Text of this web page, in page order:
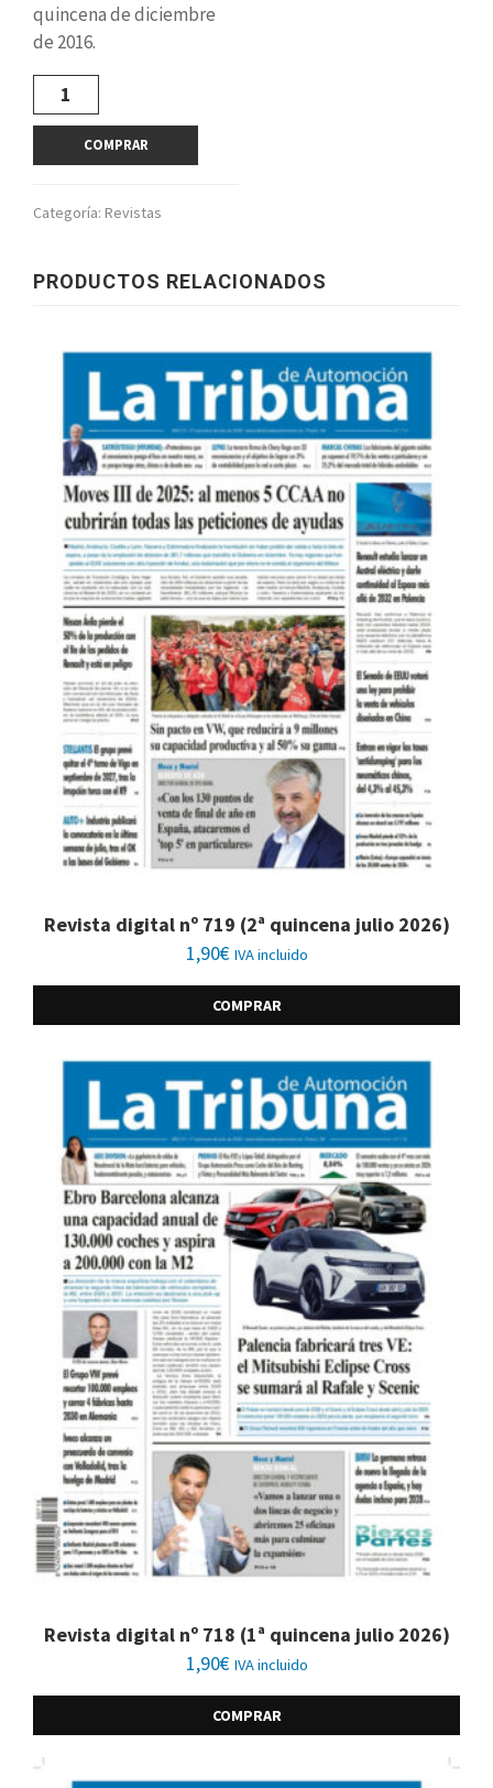
quincena de diciembre
de 2016.
Revista
digital
nº
diciembre
cantidad
COMPRAR
Categoría: Revistas
PRODUCTOS RELACIONADOS
Revista digital nº 719 (2ª quincena julio 2026)
1,90€ IVA incluido
COMPRAR
Revista digital nº 718 (1ª quincena julio 2026)
1,90€ IVA incluido
COMPRAR